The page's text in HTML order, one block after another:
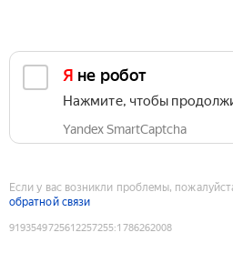
Я не робот
Нажмите, чтобы
Yandex SmartCaptcha
Если у вас возникли проблемы,
обратной связи
9193549725612257255:1786262008